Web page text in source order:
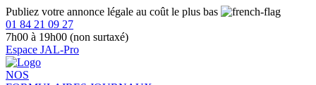
Publiez votre annonce légale au coût le plus bas
01 84 21 09 27
7h00 à 19h00 (non surtaxé)
Espace JAL-Pro
NOS